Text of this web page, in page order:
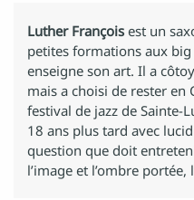
Luther François est un
petites formations aux
enseigne son art. Il a
mais a choisi de rester en
festival de jazz de Sainte-
18 ans plus tard avec
question que doit
l’image et l’ombre portée,